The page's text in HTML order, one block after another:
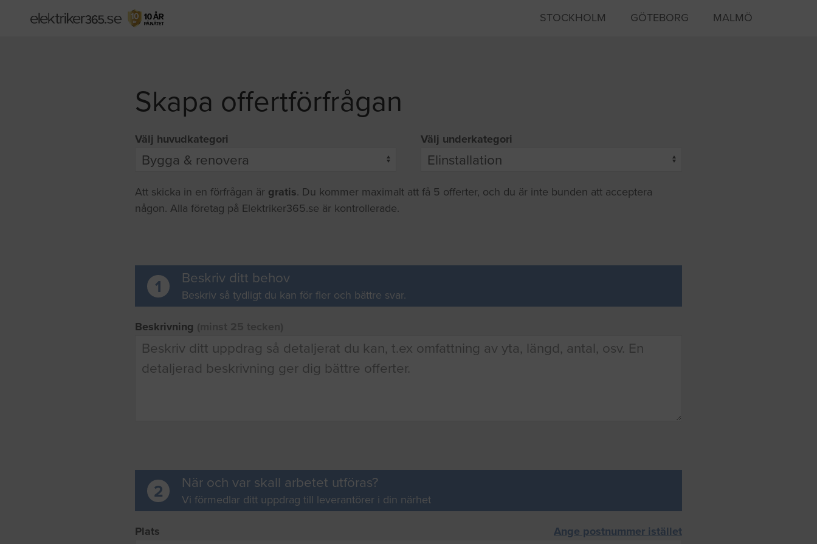
STOCKHOLM GÖTEBORG MALMÖ
Skapa offertförfrågan
Välj huvudkategori Välj underkategori
Att skicka in en förfrågan är gratis. Du kommer maximalt att få 5 offerter, och du är inte bunden att acceptera
någon. Alla företag på Elektriker365.se är kontrollerade.
1 Beskriv ditt behov
Beskriv så tydligt du kan för fler och bättre svar.
Beskrivning
2 När och var skall arbetet utföras?
Vi förmedlar ditt uppdrag till leverantörer i din närhet
Plats Ange postnummer istället